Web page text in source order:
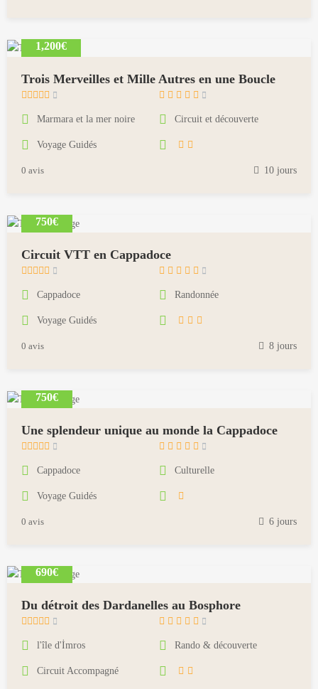
0
1
8
1,200€
Trois Merveilles et Mille Autres en une Boucle
m
0
1
8
Marmara et la mer noire Circuit et découverte
Voyage Guidés
0 avis 10 jours
750€
Circuit VTT en Cappadoce
m
0
1
Cappadoce Randonnée
Voyage Guidés
0 avis 8 jours
750€
Une splendeur unique au monde la Cappadoce
m
0
1
8
Cappadoce Culturelle
Voyage Guidés
0 avis 6 jours
690€
Du détroit des Dardanelles au Bosphore
m
l'île d'İmros Rando & découverte
Circuit Accompagné